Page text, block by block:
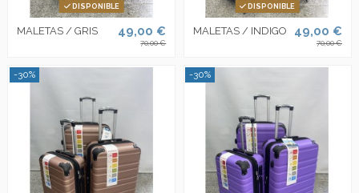
DISPONIBLE
MALETAS / GRIS 49,00 €
70,00 €
DISPONIBLE
MALETAS / INDIGO 49,00 €
70,00 €
-30% -30%